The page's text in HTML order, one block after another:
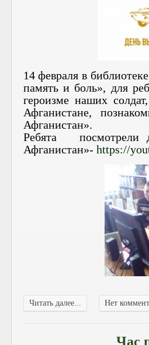
14 февраля в
память и боль», для
героизме наших
Афганистане,
Афганистан».
Ребята посмотрели
Афганистан»- https://
Читать далее... Нет
Час